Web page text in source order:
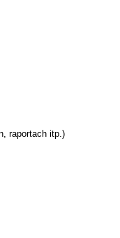
raportach itp.)